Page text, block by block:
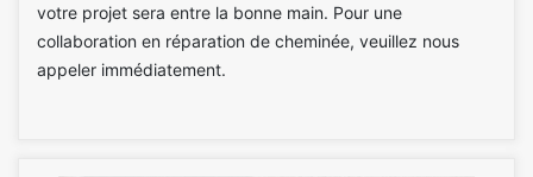
votre projet sera entre la bonne main. Pour une
collaboration en réparation de cheminée, veuillez nous
appeler immédiatement.